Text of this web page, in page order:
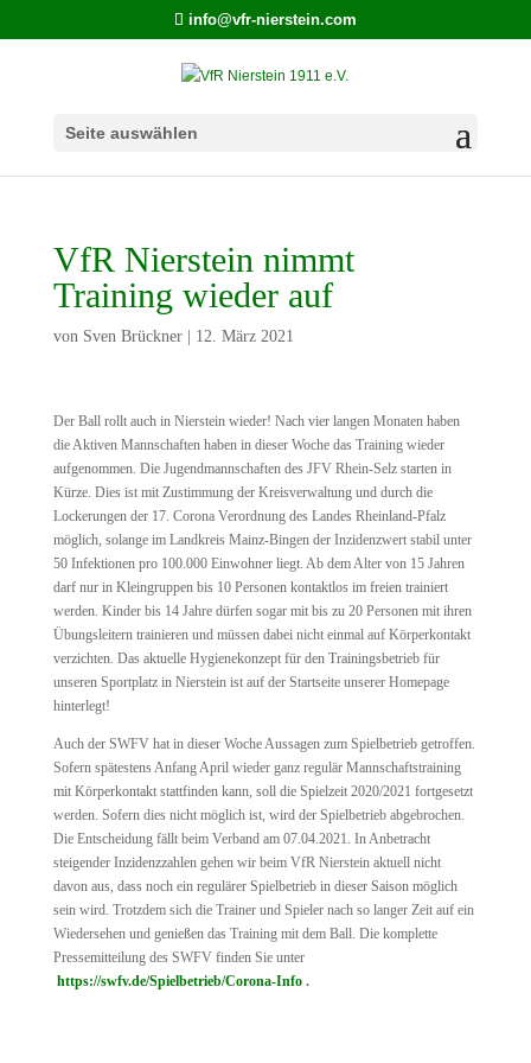
info@vfr-nierstein.com
Seite auswählen
VfR Nierstein nimmt
Training wieder auf
von Sven Brückner| 12. März 2021
Der Ball rollt auch in Nierstein wieder! Nach vier langen Monaten haben
die Aktiven Mannschaften haben in dieser Woche das Training wieder
aufgenommen. Die Jugendmannschaften des JFV Rhein-Selz starten in
Kürze. Dies ist mit Zustimmung der Kreisverwaltung und durch die
Lockerungen der 17. Corona Verordnung des Landes Rheinland-Pfalz
möglich, solange im Landkreis Mainz-Bingen der Inzidenzwert stabil unter
50 Infektionen pro 100.000 Einwohner liegt. Ab dem Alter von 15 Jahren
darf nur in Kleingruppen bis 10 Personen kontaktlos im freien trainiert
werden. Kinder bis 14 Jahre dürfen sogar mit bis zu 20 Personen mit ihren
Übungsleitern trainieren und müssen dabei nicht einmal auf Körperkontakt
verzichten. Das aktuelle Hygienekonzept für den Trainingsbetrieb für
unseren Sportplatz in Nierstein ist auf der Startseite unserer Homepage
hinterlegt!
Auch der SWFV hat in dieser Woche Aussagen zum Spielbetrieb getroffen.
Sofern spätestens Anfang April wieder ganz regulär Mannschaftstraining
mit Körperkontakt stattfinden kann, soll die Spielzeit 2020/2021 fortgesetzt
werden. Sofern dies nicht möglich ist, wird der Spielbetrieb abgebrochen.
Die Entscheidung fällt beim Verband am 07.04.2021. In Anbetracht
steigender Inzidenzzahlen gehen wir beim VfR Nierstein aktuell nicht
davon aus, dass noch ein regulärer Spielbetrieb in dieser Saison möglich
sein wird. Trotzdem sich die Trainer und Spieler nach so langer Zeit auf ein
Wiedersehen und genießen das Training mit dem Ball. Die komplette
Pressemitteilung des SWFV finden Sie unter
https://swfv.de/Spielbetrieb/Corona-Info.